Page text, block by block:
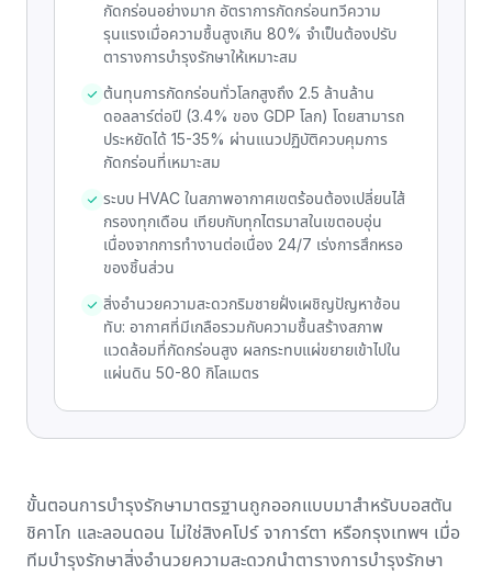
กัดกร่อนอย่างมาก อัตราการกัดกร่อนทวีความ
รุนแรงเมื่อความชื้นสูงเกิน 80% จำเป็นต้องปรับ
ตารางการบำรุงรักษาให้เหมาะสม
ต้นทุนการกัดกร่อนทั่วโลกสูงถึง 2.5 ล้านล้าน
ดอลลาร์ต่อปี (3.4% ของ GDP โลก) โดยสามารถ
ประหยัดได้ 15-35% ผ่านแนวปฏิบัติควบคุมการ
กัดกร่อนที่เหมาะสม
ระบบ HVAC ในสภาพอากาศเขตร้อนต้องเปลี่ยนไส้
กรองทุกเดือน เทียบกับทุกไตรมาสในเขตอบอุ่น
เนื่องจากการทำงานต่อเนื่อง 24/7 เร่งการสึกหรอ
ของชิ้นส่วน
สิ่งอำนวยความสะดวกริมชายฝั่งเผชิญปัญหาซ้อน
ทับ: อากาศที่มีเกลือรวมกับความชื้นสร้างสภาพ
แวดล้อมที่กัดกร่อนสูง ผลกระทบแผ่ขยายเข้าไปใน
แผ่นดิน 50-80 กิโลเมตร
ขั้นตอนการบำรุงรักษามาตรฐานถูกออกแบบมาสำหรับบอสตัน
ชิคาโก และลอนดอน ไม่ใช่สิงคโปร์ จาการ์ตา หรือกรุงเทพฯ เมื่อ
ทีมบำรุงรักษาสิ่งอำนวยความสะดวกนำตารางการบำรุงรักษา